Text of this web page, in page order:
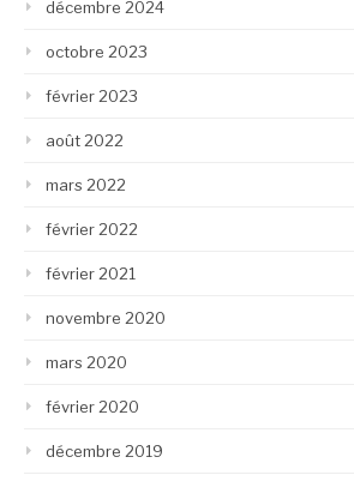
décembre 2024
octobre 2023
février 2023
août 2022
mars 2022
février 2022
février 2021
novembre 2020
mars 2020
février 2020
décembre 2019